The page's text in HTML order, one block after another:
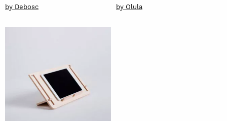
by Debosc
by Olula